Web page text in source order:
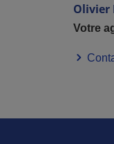
Olivier
Votre